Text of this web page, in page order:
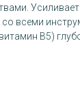
Усиливает
всеми
В5)